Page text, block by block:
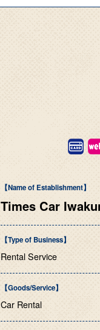
【Name of Establishment】
Times Car
【Type of Business】
Rental Service
【Goods/Service】
Car Rental